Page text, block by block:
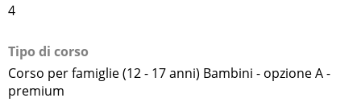
4
Tipo di corso
Corso per famiglie (12 - 17 anni) Bambini - opzione A -
premium